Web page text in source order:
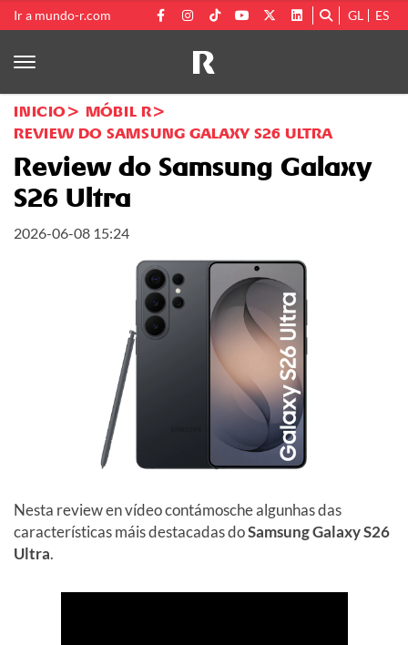
Ir a mundo-r.com GL ES
INICIO
MÓBIL R
REVIEW DO SAMSUNG GALAXY S26 ULTRA
Review do Samsung Galaxy
S26 Ultra
2026-06-08 15:24
Nesta review en vídeo contámosche algunhas das
características máis destacadas doSamsung Galaxy S26
Ultra.